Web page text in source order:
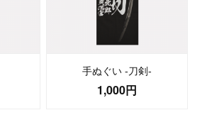
手ぬぐい -刀剣-
1,000円